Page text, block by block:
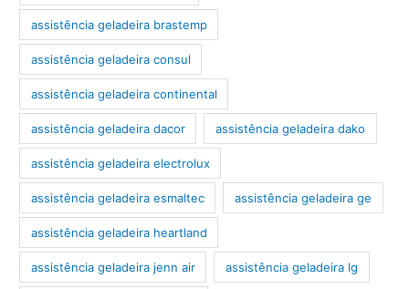
assistência geladeira brastemp
assistência geladeira consul
assistência geladeira continental
assistência geladeira dacor assistência geladeira dako
assistência geladeira electrolux
assistência geladeira esmaltec assistência geladeira ge
assistência geladeira heartland
assistência geladeira jenn air assistência geladeira lg